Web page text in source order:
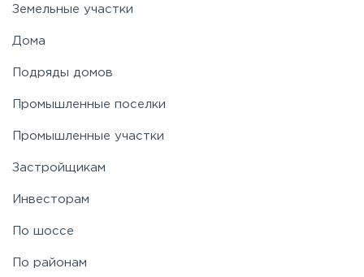
Фряновское
Ярославское
Земельные участки
Дома
Подряды домов
Промышленные поселки
Промышленные участки
Застройщикам
Инвесторам
По шоссе
По районам